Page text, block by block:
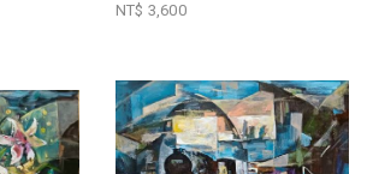
NT$ 3,600